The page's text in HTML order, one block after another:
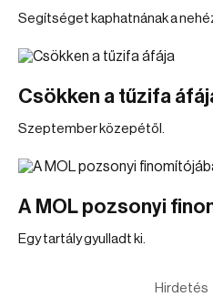
Segítséget kaphatnának a
Csökken a tűzifa
Szeptember közepétől.
A MOL pozsonyi
Egy tartály gyulladt ki.
Hirdetés